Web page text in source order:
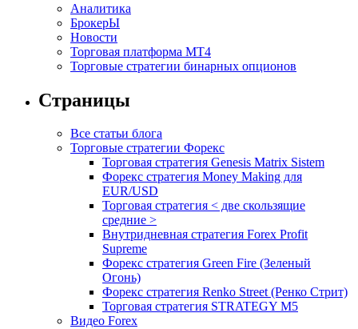
Аналитика
БрокерЫ
Новости
Торговая платформа МТ4
Торговые стратегии бинарных опционов
Страницы
Все статьи блога
Торговые стратегии Форекс
Торговая стратегия Genesis Matrix Sistem
Форекс стратегия Money Making для
EUR/USD
Торговая стратегия < две скользящие
средние >
Внутридневная стратегия Forex Profit
Supreme
Форекс стратегия Green Fire (Зеленый
Огонь)
Форекс стратегия Renko Street (Ренко Стрит)
Торговая стратегия STRATEGY M5
Видео Forex